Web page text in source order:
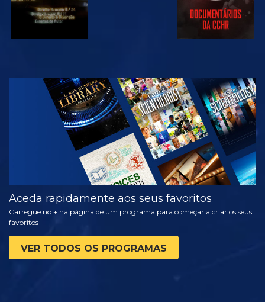
VER
EXPLORAR A
SÉRIE
Aceda rapidamente aos seus favoritos
Carregue no + na página de um programa para começar a criar os seus
favoritos
VER TODOS OS PROGRAMAS